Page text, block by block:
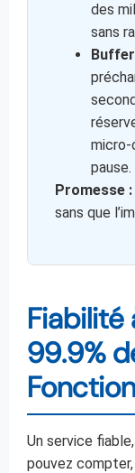
des
sans
micro-
pause.
Promesse :
sans que
Fiabilité
99.9%
Un service
pouvez